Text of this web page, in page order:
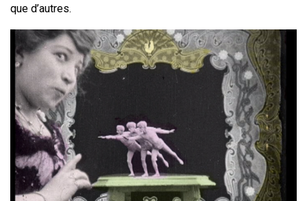
que d’autres.